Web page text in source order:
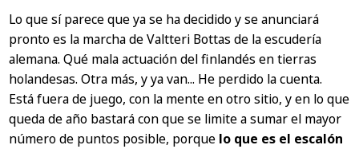
Lo que sí parece que ya se ha decidido y se anunciará
pronto es la marcha de Valtteri Bottas de la escudería
alemana. Qué mala actuación del finlandés en tierras
holandesas. Otra más, y ya van... He perdido la cuenta.
Está fuera de juego, con la mente en otro sitio, y en lo que
queda de año bastará con que se limite a sumar el mayor
número de puntos posible, porque lo que es el escalón